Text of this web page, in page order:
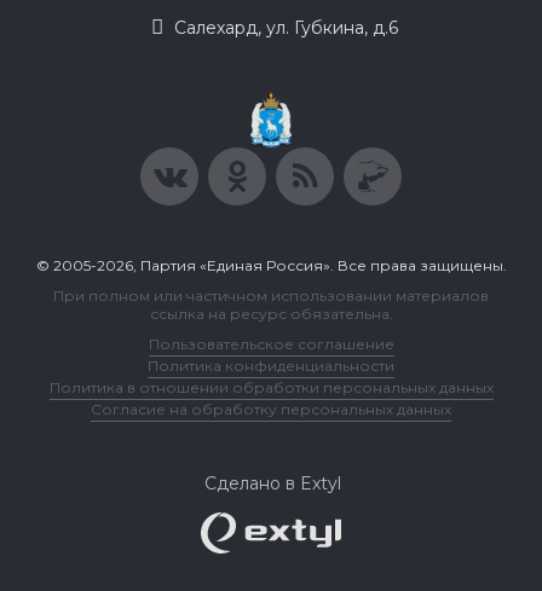
Салехард, ул. Губкина, д.6
© 2005-2026, Партия «Единая Россия». Все права защищены.
При полном или частичном использовании материалов
ссылка на ресурс обязательна.
Пользовательское соглашение
Политика конфиденциальности
Политика в отношении обработки персональных данных
Согласие на обработку персональных данных
Сделано в Extyl